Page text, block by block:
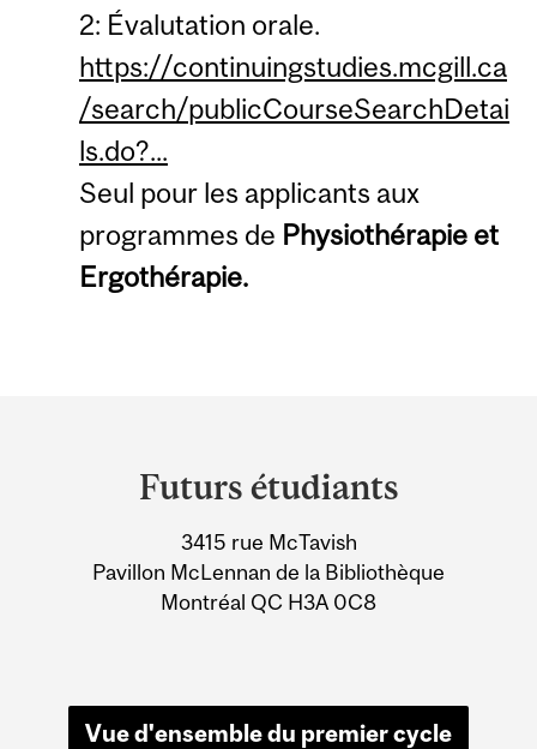
2: Évalutation orale.
https://continuingstudies.mcgill.ca
/search/publicCourseSearchDetai
ls.do?...
Seul pour les applicants aux
programmes de Physiothérapie et
Ergothérapie.
Information
Futurs étudiants
3415 rue McTavish
Pavillon McLennan de la Bibliothèque
Montréal QC H3A 0C8
Vue d'ensemble du premier cycle